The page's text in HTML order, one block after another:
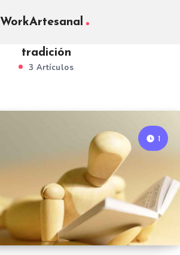
WorkArtesanal
tradición
3 Artículos
1